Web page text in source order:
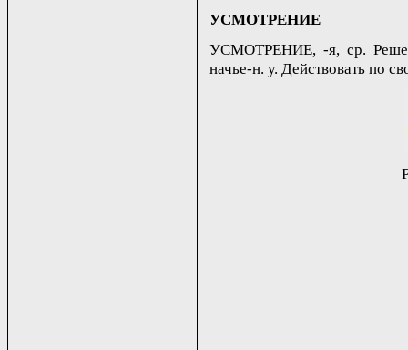
УСМОТРЕНИЕ
УСМОТРЕНИЕ, -я, ср.
начье-н. у. Действовать по